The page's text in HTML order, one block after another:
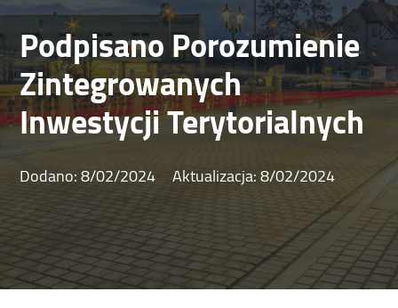
Podpisano Porozumienie
Zintegrowanych
Inwestycji Terytorialnych
Dodano:8/02/2024 Aktualizacja:8/02/2024